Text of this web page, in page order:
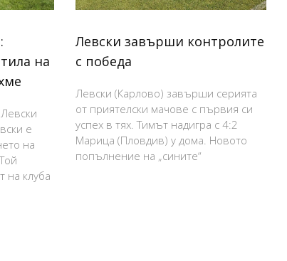
на
е
на
на клуба
Левски завърши контролите
с победа
Левски (Карлово) завърши серията
от приятелски мачове с първия си
успех в тях. Тимът надигра с 4:2
Марица (Пловдив) у дома. Новото
попълнение на „сините“